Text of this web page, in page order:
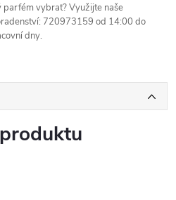
parfém vybrat? Využijte naše
720973159 od 14:00 do
dny.